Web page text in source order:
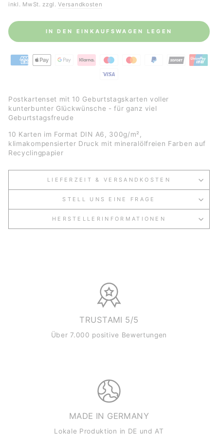
inkl. MwSt. zzgl.Versandkosten
IN DEN EINKAUFSWAGEN LEGEN
Postkartenset mit 10 Geburtstagskarten voller
kunterbunter Glückwünsche - für ganz viel
Geburtstagsfreude
10 Karten im Format DIN A6, 300g/m²,
klimakompensierter Druck mit mineralölfreien Farben auf
Recyclingpapier
LIEFERZEIT & VERSANDKOSTEN
STELL UNS EINE FRAGE
HERSTELLERINFORMATIONEN
TRUSTAMI 5/5
Über 7.000 positive Bewertungen
MADE IN GERMANY
Lokale Produktion in DE und AT